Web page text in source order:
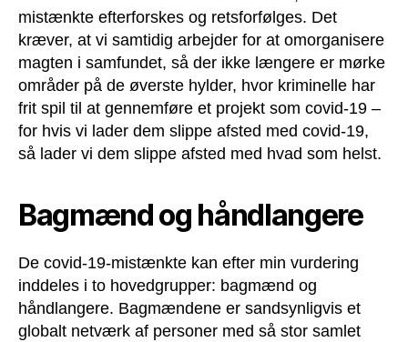
mistænkte efterforskes og retsforfølges. Det
kræver, at vi samtidig arbejder for at omorganisere
magten i samfundet, så der ikke længere er mørke
områder på de øverste hylder, hvor kriminelle har
frit spil til at gennemføre et projekt som covid-19 ‒
for hvis vi lader dem slippe afsted med covid-19,
så lader vi dem slippe afsted med hvad som helst.
Bagmænd og håndlangere
De covid-19-mistænkte kan efter min vurdering
inddeles i to hovedgrupper: bagmænd og
håndlangere. Bagmændene er sandsynligvis et
globalt netværk af personer med så stor samlet